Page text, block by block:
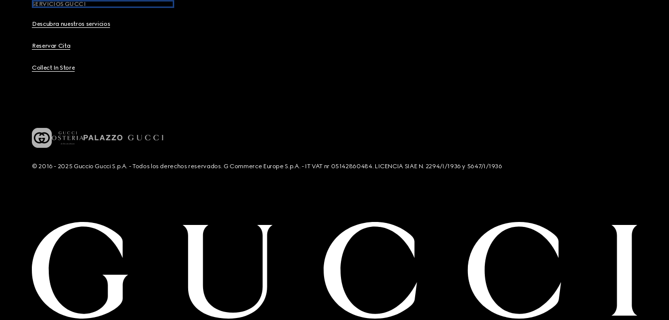
SERVICIOS GUCCI
Descubra nuestros servicios
Reservar Cita
Collect In Store
© 2016 - 2025 Guccio Gucci S.p.A. - Todos los derechos reservados. G Commerce Europe S.p.A. - IT VAT nr 05142860484. LICENCIA SIAE N. 2294/I/1936 y 5647/I/1936